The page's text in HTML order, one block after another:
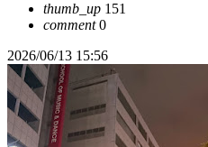
thumb_up 151
comment0
2026/06/13 15:56